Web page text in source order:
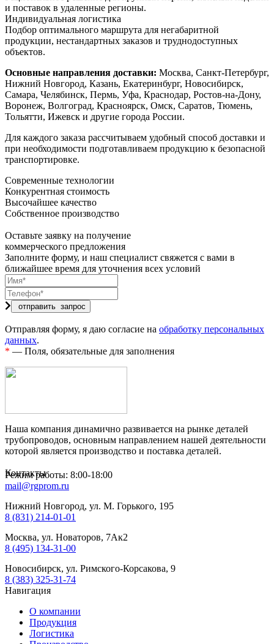
и поставок в удаленные регионы.
Индивидуальная логистика
Подбор оптимального маршрута для негабаритной
продукции, нестандартных заказов и труднодоступных
объектов.
Основные направления доставки: Москва, Санкт-Петербург,
Нижний Новгород, Казань, Екатеринбург, Новосибирск,
Самара, Челябинск, Пермь, Уфа, Краснодар, Ростов-на-Дону,
Воронеж, Волгоград, Красноярск, Омск, Саратов, Тюмень,
Тольятти, Ижевск и другие города России.
Для каждого заказа рассчитываем удобный способ доставки и
при необходимости подготавливаем продукцию к безопасной
транспортировке.
Современные технологии
Конкурентная стоимость
Высочайшее качество
Собственное производство
Оставьте заявку на получение
коммерческого предложения
Заполните форму, и наш специалист свяжется с вами в
ближайшее время для уточнения всех условий
Отправляя форму, я даю согласие на обработку персональных
данных.
* — Поля, обязательные для заполнения
Наша компания динамично развивается на рынке деталей
трубопроводов, основным направлением нашей деятельности
которой является производство и поставка деталей.
Контакты
Режим работы: 8:00-18:00
mail@rgprom.ru
Нижний Новгород, ул. М. Горького, 195
8 (831) 214-01-01
Москва, ул. Новаторов, 7Ак2
8 (495) 134-31-00
Новосибирск, ул. Римского-Корсакова, 9
8 (383) 325-31-74
Навигация
О компании
Продукция
Логистика